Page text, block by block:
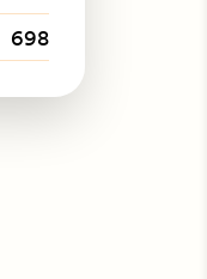
698